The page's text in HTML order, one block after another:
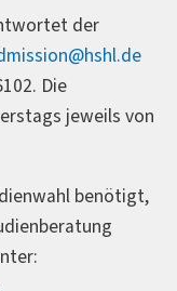
der
Die
jeweils von
benötigt,